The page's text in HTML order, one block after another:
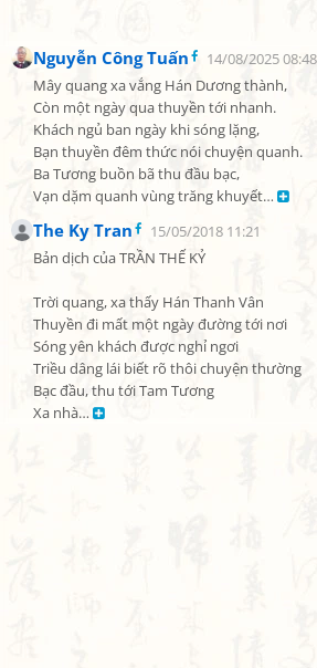
Nguyễn Công Tuấn
14/08/2025 08:48
Mây quang xa vắng Hán Dương thành,
Còn một ngày qua thuyền tới nhanh.
Khách ngủ ban ngày khi sóng lặng,
Bạn thuyền đêm thức nói chuyện quanh.
Ba Tương buồn bã thu đầu bạc,
Vạn dặm quanh vùng trăng khuyết…
The Ky Tran
15/05/2018 11:21
Bản dịch của TRẦN THẾ KỶ
Trời quang, xa thấy Hán Thanh Vân
Thuyền đi mất một ngày đường tới nơi
Sóng yên khách được nghỉ ngơi
Triều dâng lái biết rõ thôi chuyện thường
Bạc đầu, thu tới Tam Tương
Xa nhà…